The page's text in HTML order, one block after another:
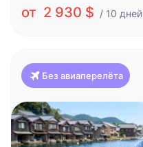
от 2 930 $ / 10 дней
Без авиаперелёта
Япония
Путешествие по